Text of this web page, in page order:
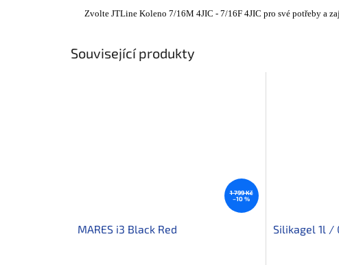
Zvolte JTLine Koleno 7/16M 4JIC - 7/16F 4JIC pro své potřeby a
Související produkty
1 799 Kč
–10 %
MARES i3 Black Red Silikagel 1l /